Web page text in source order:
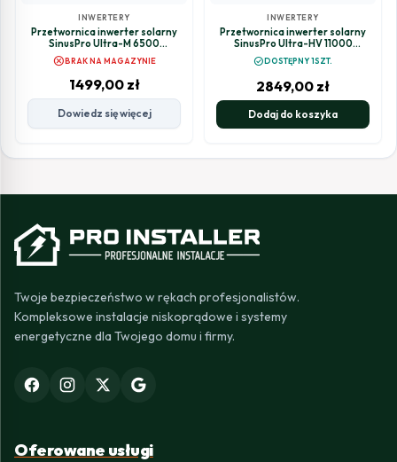
INWERTERY
Przetwornica inwerter solarny
SinusPro Ultra-M 6500
24V/230V 3000/6500W 60A
MPPT
cancelBRAK NA MAGAZYNIE
1499,00 zł
Dowiedz się więcej
INWERTERY
Przetwornica inwerter solarny
SinusPro Ultra-HV 11000
48V/230V 5200/11000W 100A
MPPT (450V)
check_circleDOSTĘPNY 1SZT.
2849,00 zł
Dodaj do koszyka
Twoje bezpieczeństwo w rękach profesjonalistów.
Kompleksowe instalacje niskoprądowe i systemy
energetyczne dla Twojego domu i firmy.
Oferowane usługi